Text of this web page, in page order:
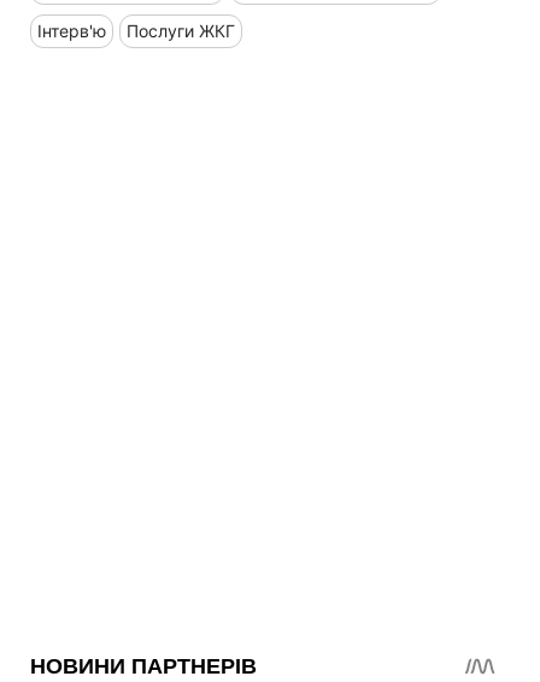
Інтерв'ю Послуги ЖКГ